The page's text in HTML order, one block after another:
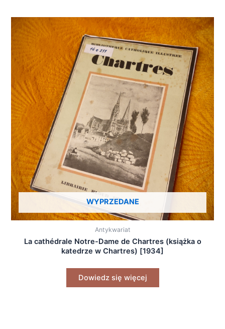
WYPRZEDANE
Antykwariat
La cathédrale Notre-Dame de Chartres (książka o
katedrze w Chartres) [1934]
Dowiedz się więcej